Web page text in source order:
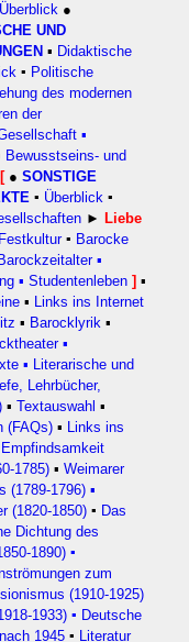
Überblick ●
UND
▪ Didaktische
▪ Politische
des modernen
der
▪
Bewusstseins- und
[● SONSTIGE
▪ Überblick ▪
► Liebe
▪ Barocke
▪
▪ Studentenleben ] ▪
▪ Links ins Internet
▪ Barocklyrik ▪
▪
▪ Literarische und
Lehrbücher,
▪ Textauswahl ▪
(FAQs) ▪ Links ins
Empfindsamkeit
1785) ▪ Weimarer
(1789-1796) ▪
(1820-1850) ▪ Das
Dichtung des
1890) ▪
zum
(1910-1925)
1933) ▪ Deutsche
1945 ▪ Literatur